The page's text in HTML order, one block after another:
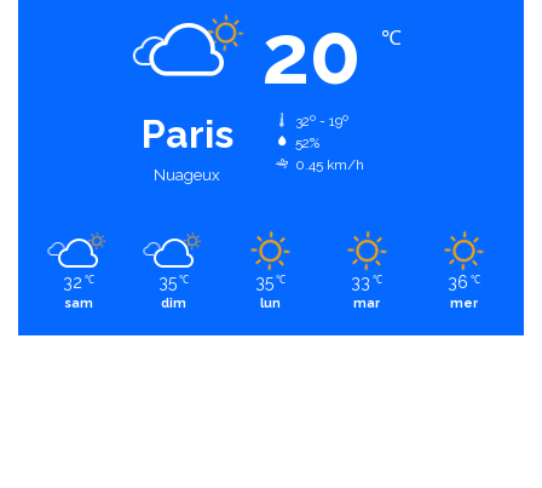
Paris
Nuageux
20 ℃
32º - 19º
52%
0.45 km/h
32 ℃
sam
35 ℃
dim
35 ℃
lun
33 ℃
mar
36 ℃
mer